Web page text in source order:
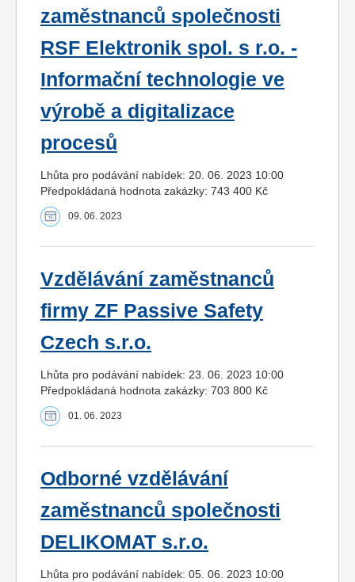
zaměstnanců společnosti
RSF Elektronik spol. s r.o. -
Informační technologie ve
výrobě a digitalizace
procesů
Lhůta pro podávání nabídek: 20. 06. 2023 10:00
Předpokládaná hodnota zakázky: 743 400 Kč
09. 06. 2023
Vzdělávání zaměstnanců
firmy ZF Passive Safety
Czech s.r.o.
Lhůta pro podávání nabídek: 23. 06. 2023 10:00
Předpokládaná hodnota zakázky: 703 800 Kč
01. 06. 2023
Odborné vzdělávání
zaměstnanců společnosti
DELIKOMAT s.r.o.
Lhůta pro podávání nabídek: 05. 06. 2023 10:00